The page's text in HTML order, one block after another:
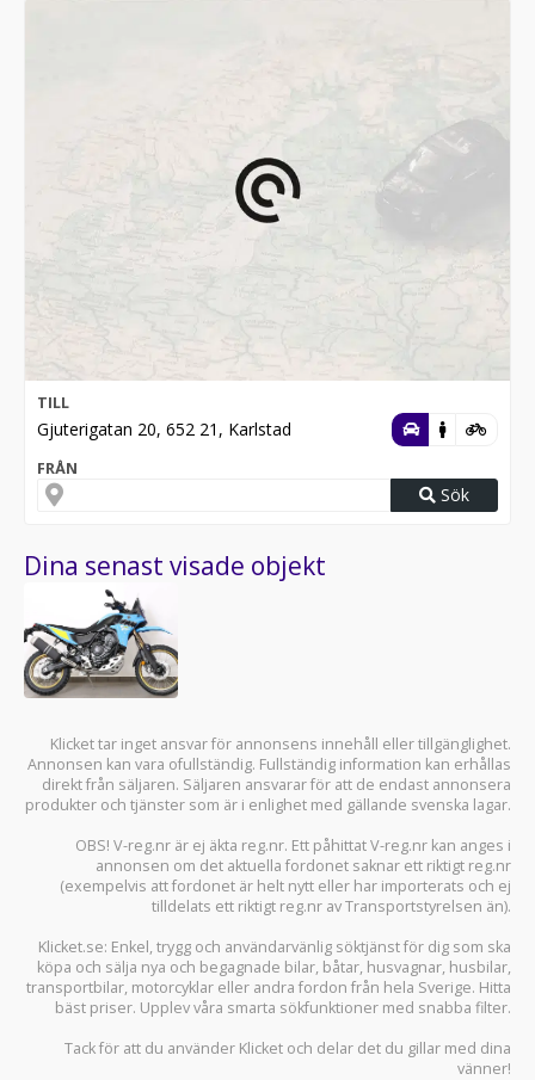
TILL
Gjuterigatan 20, 652 21, Karlstad
FRÅN
Sök
Dina senast visade objekt
Klicket tar inget ansvar för annonsens innehåll eller tillgänglighet.
Annonsen kan vara ofullständig. Fullständig information kan erhållas
direkt från säljaren. Säljaren ansvarar för att de endast annonsera
produkter och tjänster som är i enlighet med gällande svenska lagar.
OBS! V-reg.nr är ej äkta reg.nr. Ett påhittat V-reg.nr kan anges i
annonsen om det aktuella fordonet saknar ett riktigt reg.nr
(exempelvis att fordonet är helt nytt eller har importerats och ej
tilldelats ett riktigt reg.nr av Transportstyrelsen än).
Klicket.se: Enkel, trygg och användarvänlig söktjänst för dig som ska
köpa och sälja nya och begagnade bilar, båtar, husvagnar, husbilar,
transportbilar, motorcyklar eller andra fordon från hela Sverige. Hitta
bäst priser. Upplev våra smarta sökfunktioner med snabba filter.
Tack för att du använder Klicket och delar det du gillar med dina
vänner!